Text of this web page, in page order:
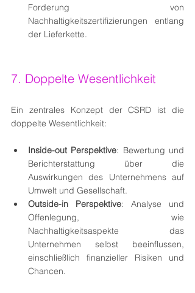
Forderung von
Nachhaltigkeitszertifizierungen entlang
der Lieferkette.
7. Doppelte Wesentlichkeit
Ein zentrales Konzept der CSRD ist die
doppelte Wesentlichkeit:
Inside-out Perspektive: Bewertung und
Berichterstattung über die
Auswirkungen des Unternehmens auf
Umwelt und Gesellschaft.
Outside-in Perspektive: Analyse und
Offenlegung, wie
Nachhaltigkeitsaspekte das
Unternehmen selbst beeinflussen,
einschließlich finanzieller Risiken und
Chancen.